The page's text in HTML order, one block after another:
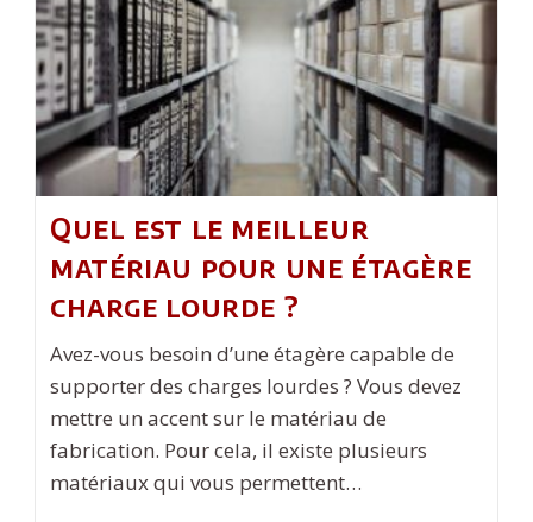
Paris
?
Quel est le meilleur
matériau pour une étagère
charge lourde ?
Avez-vous besoin d’une étagère capable de
supporter des charges lourdes ? Vous devez
mettre un accent sur le matériau de
fabrication. Pour cela, il existe plusieurs
matériaux qui vous permettent…